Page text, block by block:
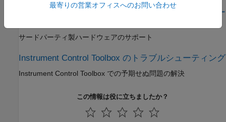
Instrument Control Toolbox でサポートされているハー
サードパーティ製ハードウェアのサポート
Instrument Control Toolbox のトラブルシューティング
Instrument Control Toolbox での予期せぬ問題の解決
この情報は役に立ちましたか？
最寄りの営業オフィスへのお問い合わせ